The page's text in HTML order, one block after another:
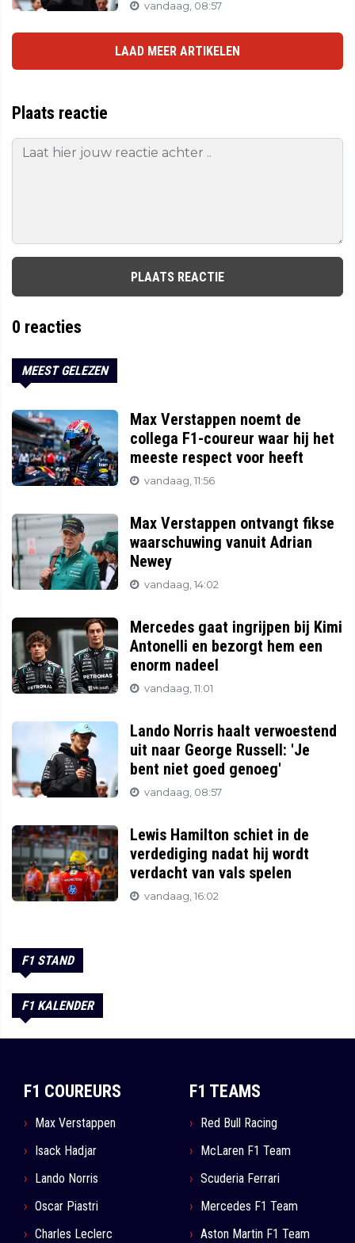
vandaag, 08:57
LAAD MEER ARTIKELEN
Plaats reactie
PLAATS REACTIE
0 reacties
MEEST GELEZEN
Max Verstappen noemt de
collega F1-coureur waar hij het
meeste respect voor heeft
vandaag, 11:56
Max Verstappen ontvangt fikse
waarschuwing vanuit Adrian
Newey
vandaag, 14:02
Mercedes gaat ingrijpen bij Kimi
Antonelli en bezorgt hem een
enorm nadeel
vandaag, 11:01
Lando Norris haalt verwoestend
uit naar George Russell: 'Je
bent niet goed genoeg'
vandaag, 08:57
Lewis Hamilton schiet in de
verdediging nadat hij wordt
verdacht van vals spelen
vandaag, 16:02
F1 STAND
F1 KALENDER
F1 COUREURS
Max Verstappen
Isack Hadjar
Lando Norris
Oscar Piastri
Charles Leclerc
F1 TEAMS
Red Bull Racing
McLaren F1 Team
Scuderia Ferrari
Mercedes F1 Team
Aston Martin F1 Team